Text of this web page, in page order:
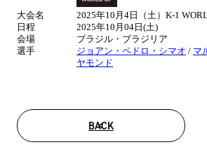
大会名
2025年10月4日（土）K-1
日程
2025年10月04日(土)
会場
ブラジル・ブラジリア
選手
ジョアン・ペドロ・シマオ / マ
ヤモンド
BACK